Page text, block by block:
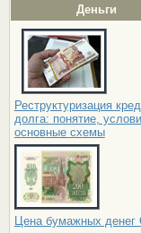
Деньги
Реструктуризация
долга: понятие,
основные схемы
Цена бумажных